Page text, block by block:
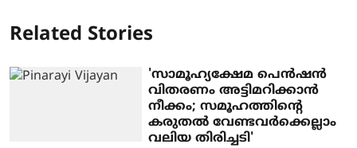
Related Stories
'സാമൂഹ്യക്ഷേമ പെൻഷൻ
വിതരണം അട്ടിമറിക്കാൻ
നീക്കം; സമൂഹത്തിന്റെ
കരുതൽ വേണ്ടവർക്കെല്ലാം
വലിയ തിരിച്ചടി'